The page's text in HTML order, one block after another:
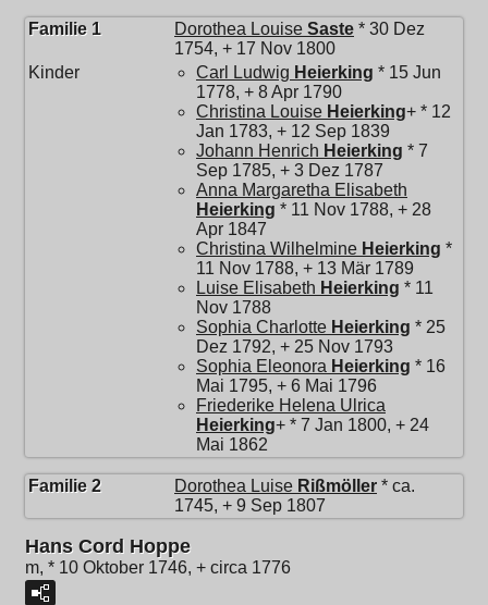
Familie 1 Dorothea Louise Saste * 30 Dez
1754, + 17 Nov 1800
Kinder
Carl Ludwig Heierking * 15 Jun
1778, + 8 Apr 1790
Christina Louise Heierking+ * 12
Jan 1783, + 12 Sep 1839
Johann Henrich Heierking * 7
Sep 1785, + 3 Dez 1787
Anna Margaretha Elisabeth
Heierking * 11 Nov 1788, + 28
Apr 1847
Christina Wilhelmine Heierking *
11 Nov 1788, + 13 Mär 1789
Luise Elisabeth Heierking * 11
Nov 1788
Sophia Charlotte Heierking * 25
Dez 1792, + 25 Nov 1793
Sophia Eleonora Heierking * 16
Mai 1795, + 6 Mai 1796
Friederike Helena Ulrica
Heierking+ * 7 Jan 1800, + 24
Mai 1862
Familie 2 Dorothea Luise Rißmöller * ca.
1745, + 9 Sep 1807
Hans Cord Hoppe
m, * 10 Oktober 1746, + circa 1776